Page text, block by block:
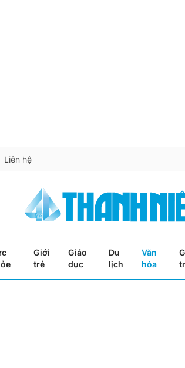
Liên hệ
Giới
trẻ
Giáo
dục
Du
lịch
Văn
hóa